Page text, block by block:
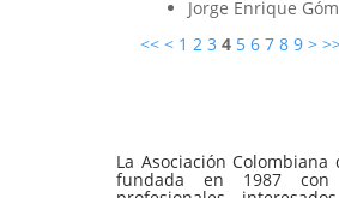
Jorge Enrique
<< < 1 2 3 4 5 6 7 8 9 >
La Asociación
fundada en 1987